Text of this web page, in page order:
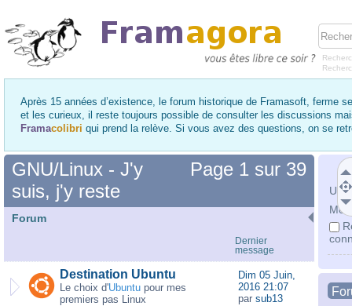
Après 15 années d’existence, le forum historique de Framasoft, ferme
et les curieux, il reste toujours possible de consulter les discussions
Framacolibri qui prend la relève. Si vous avez des questions, on se
Mot
Page 1 sur 39
GNU/Linux - J'y
suis, j'y reste
Forum
Dernier
message
Destination Ubuntu
Le choix d'Ubuntu pour mes
premiers pas Linux
Dim 05 Juin,
2016 21:07
par sub13